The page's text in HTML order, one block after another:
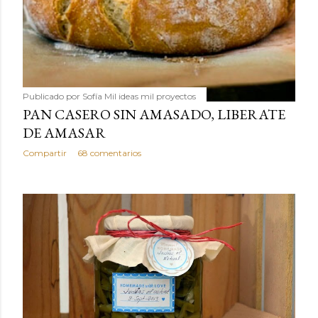
Publicado por Sofía Mil ideas mil proyectos
PAN CASERO SIN AMASADO, LIBERATE
DE AMASAR
Compartir 68 comentarios